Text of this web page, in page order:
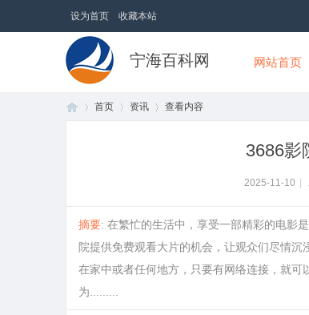
设为首页 收藏本站
宁海百科网 网站首页
首页 资讯 查看内容
3686影
2025-11-10
摘要: 在繁忙的生活中，享受一部精彩的电影
院提供免费观看大片的机会，让观众们尽情
在家中或者任何地方，只要有网络连接，就
为.........